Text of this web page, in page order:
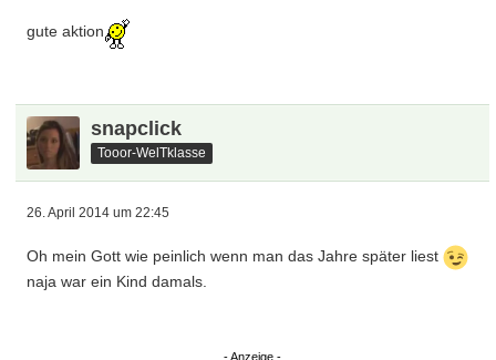
gute aktion
snapclick
Tooor-WelTklasse
26. April 2014 um 22:45
Oh mein Gott wie peinlich wenn man das Jahre später liest
naja war ein Kind damals.